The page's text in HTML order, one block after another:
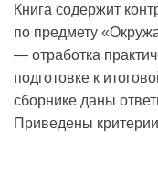
Книга содержит
по предмету
— отработка
подготовке к
сборнике даны
Приведены